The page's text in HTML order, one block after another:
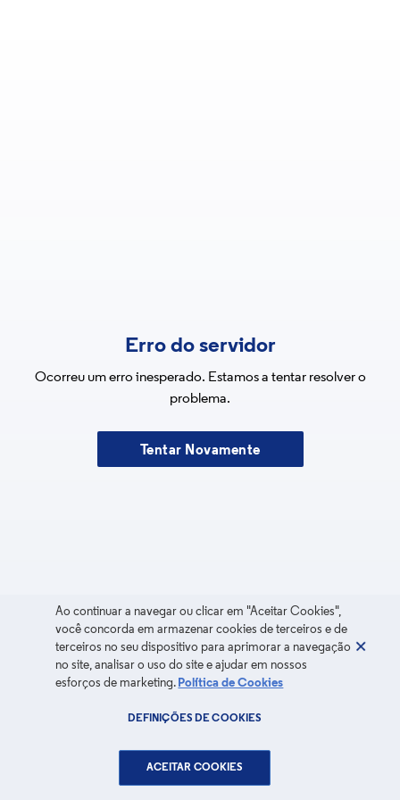
Erro do servidor
Ocorreu um erro inesperado. Estamos a tentar resolver o
problema.
Tentar Novamente
Ao continuar a navegar ou clicar em "Aceitar Cookies",
você concorda em armazenar cookies de terceiros e de
terceiros no seu dispositivo para aprimorar a navegação
no site, analisar o uso do site e ajudar em nossos
esforços de marketing. Política de Cookies
DEFINIÇÕES DE COOKIES
ACEITAR COOKIES